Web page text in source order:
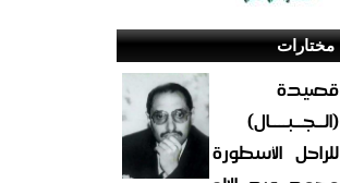
مختارات
قصيدة
(الــجــبــــال)
للراحل الأسطورة